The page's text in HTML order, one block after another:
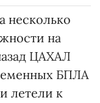
несколько
на
ЦАХАЛ
БПЛА
летели к